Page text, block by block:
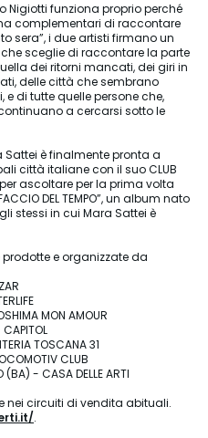
Nigiotti funziona proprio perché
complementari di raccontare
sera”, i due artisti firmano un
sceglie di raccontare la parte
dei ritorni mancati, dei giri in
delle città che sembrano
di tutte quelle persone che,
a cercarsi sotto le
è finalmente pronta a
città italiane con il suo CLUB
ascoltare per la prima volta
DEL TEMPO”, un album nato
stessi in cui Mara Sattei è
e organizzate da
MON AMOUR
TOSCANA 31
CLUB
- CASA DELLE ARTI
nei circuiti di vendita abituali.
.